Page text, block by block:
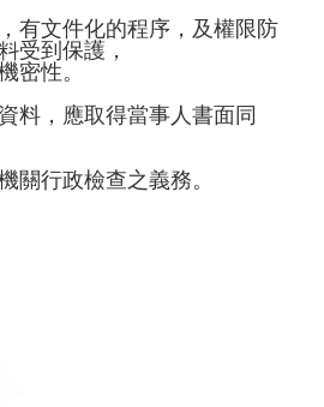
有文件化的程序，及權限防
受到保護，
密性。
料，應取得當事人書面同
關行政檢查之義務。